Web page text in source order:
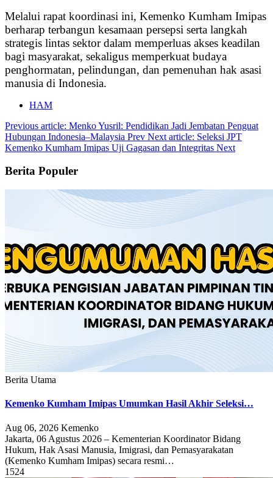
Melalui rapat koordinasi ini, Kemenko Kumham Imipas
berharap terbangun kesamaan persepsi serta langkah
strategis lintas sektor dalam memperluas akses keadilan
bagi masyarakat, sekaligus memperkuat budaya
penghormatan, pelindungan, dan pemenuhan hak asasi
manusia di Indonesia.
HAM
Previous article: Menko Yusril: Pendidikan Jadi Jembatan Penguat
Hubungan Indonesia–Malaysia Prev Next article: Seleksi JPT
Kemenko Kumham Imipas Uji Gagasan dan Integritas Next
Berita Populer
Berita Utama
Kemenko Kumham Imipas Umumkan Hasil Akhir Seleksi…
Aug 06, 2026 Kemenko
Jakarta, 06 Agustus 2026 – Kementerian Koordinator Bidang
Hukum, Hak Asasi Manusia, Imigrasi, dan Pemasyarakatan
(Kemenko Kumham Imipas) secara resmi…
1524